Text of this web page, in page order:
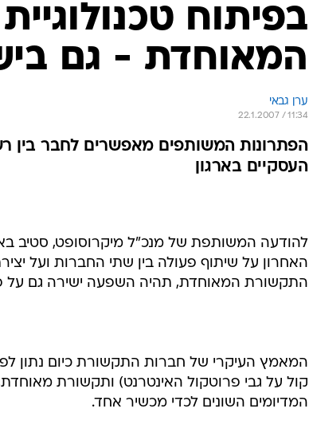
בפיתוח
המאוחדת - גם
ערן גבאי
22.1.2007 / 11:34
הפתרונות המשותפים מאפשרים לחבר בין
העסקיים בארגון
להודעה המשותפת של מנכ"ל מיקרוסופט, סטיב
האחרון על שיתוף פעולה בין שתי החברות ועל
התקשורת המאוחדת, תהיה השפעה ישירה גם על
קול על גבי פרוטקול האינטרנט) ותקשורת
המדיומים השונים לכדי מכשיר אחד.